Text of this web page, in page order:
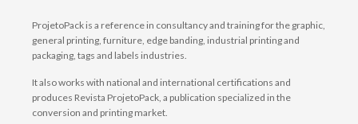
ProjetoPack is a reference in consultancy and training for the graphic,
general printing, furniture, edge banding, industrial printing and
packaging, tags and labels industries.
It also works with national and international certifications and
produces Revista ProjetoPack, a publication specialized in the
conversion and printing market.